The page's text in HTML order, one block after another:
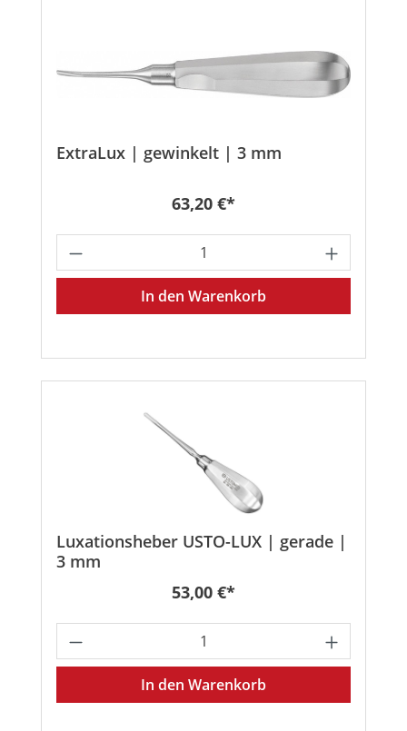
ExtraLux | gewinkelt | 3 mm
Regulärer Preis:
63,20 €*
Produkt Anzahl: Gib den
In den Warenkorb
Luxationsheber USTO-LUX | gerade |
3 mm
Regulärer Preis:
53,00 €*
Produkt Anzahl: Gib den
In den Warenkorb